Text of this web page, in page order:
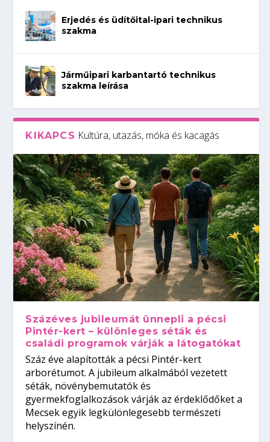
Erjedés és üdítőital-ipari technikus
szakma
Járműipari karbantartó technikus
szakma leírása
KIKAPCS Kultúra, utazás, móka és kacagás
Százéves jubileumát ünnepli a pécsi
Pintér-kert – különleges séták és
családi programok várják a látogatókat
Száz éve alapították a pécsi Pintér-kert
arborétumot. A jubileum alkalmából vezetett
séták, növénybemutatók és
gyermekfoglalkozások várják az érdeklődőket a
Mecsek egyik legkülönlegesebb természeti
helyszínén.